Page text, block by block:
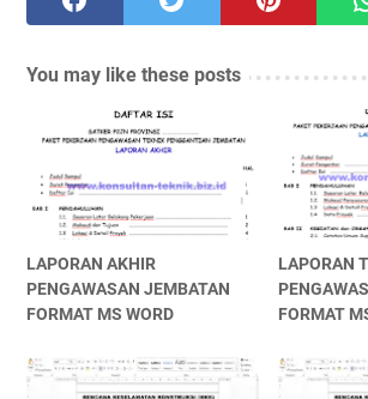
You may like these posts
LAPORAN AKHIR
PENGAWASAN JEMBATAN
FORMAT MS WORD
LAPORAN
FORMAT